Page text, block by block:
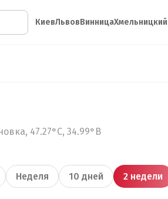
КиевЛьвовВинницаХмельницкий
47.27°С, 34.99°В
Неделя 10 дней 2 недели